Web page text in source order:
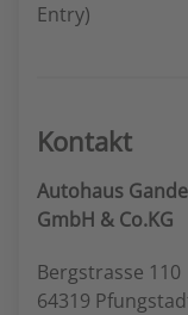
Entry)
Kontakt
Autohaus
GmbH & Co.KG
Bergstrasse 110
64319